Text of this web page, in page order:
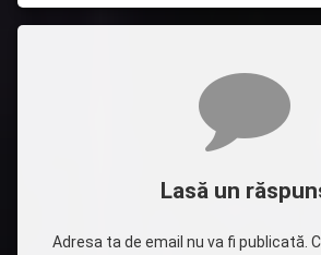
Lasă un
Adresa ta de email nu va fi publicată.